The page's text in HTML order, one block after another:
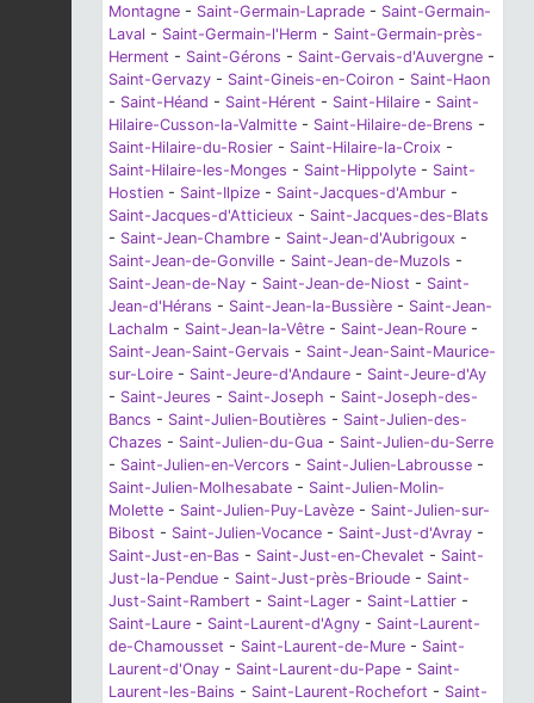
Montagne - Saint-Germain-Laprade - Saint-Germain-
Laval - Saint-Germain-l'Herm - Saint-Germain-près-
Herment - Saint-Gérons - Saint-Gervais-d'Auvergne -
Saint-Gervazy - Saint-Gineis-en-Coiron - Saint-Haon
- Saint-Héand - Saint-Hérent - Saint-Hilaire - Saint-
Hilaire-Cusson-la-Valmitte - Saint-Hilaire-de-Brens -
Saint-Hilaire-du-Rosier - Saint-Hilaire-la-Croix -
Saint-Hilaire-les-Monges - Saint-Hippolyte - Saint-
Hostien - Saint-Ilpize - Saint-Jacques-d'Ambur -
Saint-Jacques-d'Atticieux - Saint-Jacques-des-Blats
- Saint-Jean-Chambre - Saint-Jean-d'Aubrigoux -
Saint-Jean-de-Gonville - Saint-Jean-de-Muzols -
Saint-Jean-de-Nay - Saint-Jean-de-Niost - Saint-
Jean-d'Hérans - Saint-Jean-la-Bussière - Saint-Jean-
Lachalm - Saint-Jean-la-Vêtre - Saint-Jean-Roure -
Saint-Jean-Saint-Gervais - Saint-Jean-Saint-Maurice-
sur-Loire - Saint-Jeure-d'Andaure - Saint-Jeure-d'Ay
- Saint-Jeures - Saint-Joseph - Saint-Joseph-des-
Bancs - Saint-Julien-Boutières - Saint-Julien-des-
Chazes - Saint-Julien-du-Gua - Saint-Julien-du-Serre
- Saint-Julien-en-Vercors - Saint-Julien-Labrousse -
Saint-Julien-Molhesabate - Saint-Julien-Molin-
Molette - Saint-Julien-Puy-Lavèze - Saint-Julien-sur-
Bibost - Saint-Julien-Vocance - Saint-Just-d'Avray -
Saint-Just-en-Bas - Saint-Just-en-Chevalet - Saint-
Just-la-Pendue - Saint-Just-près-Brioude - Saint-
Just-Saint-Rambert - Saint-Lager - Saint-Lattier -
Saint-Laure - Saint-Laurent-d'Agny - Saint-Laurent-
de-Chamousset - Saint-Laurent-de-Mure - Saint-
Laurent-d'Onay - Saint-Laurent-du-Pape - Saint-
Laurent-les-Bains - Saint-Laurent-Rochefort - Saint-